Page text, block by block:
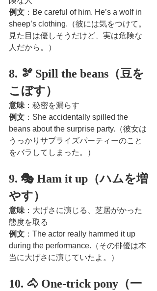
例文 ：Be careful of him. He’s a wolf in
sheep’s clothing.（彼には気をつけて。
見た目は優しそうだけど、実は危険な
人だから。）
8. 🫘 Spill the beans（豆を
こぼす）
意味：秘密を漏らす
例文 ：She accidentally spilled the
beans about the surprise party.（彼女は
うっかりサプライズパーティーのこと
をバラしてしまった。）
9. 🎭 Ham it up（ハムを増
やす）
意味：大げさに演じる、芝居がかった
態度を取る
例文 ：The actor really hammed it up
during the performance.（その俳優は本
当に大げさに演じていたよ。）
10. 🐴 One-trick pony（一